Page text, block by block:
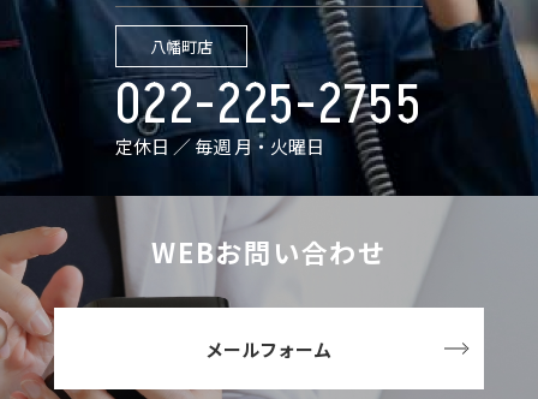
八幡町店
022-225-2755
定休日 ／ 毎週 月・火曜日
WEBお問い合わせ
メールフォーム